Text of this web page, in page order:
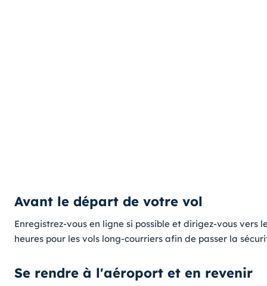
Avant le départ de votre vol
Enregistrez-vous en ligne si possible et dirigez-vous vers
heures pour les vols long-courriers afin de passer la
Se rendre à l'aéroport et en revenir